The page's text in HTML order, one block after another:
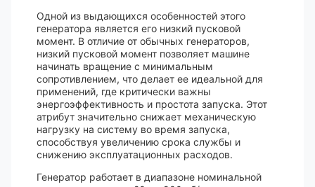
Одной из выдающихся особенностей этого
генератора является его низкий пусковой
момент. В отличие от обычных генераторов,
низкий пусковой момент позволяет машине
начинать вращение с минимальным
сопротивлением, что делает ее идеальной для
применений, где критически важны
энергоэффективность и простота запуска. Этот
атрибут значительно снижает механическую
нагрузку на систему во время запуска,
способствуя увеличению срока службы и
снижению эксплуатационных расходов.
Генератор работает в диапазоне номинальной